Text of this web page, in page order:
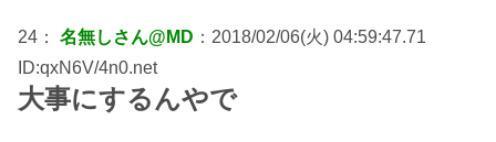
24： 名無しさん@MD ：2018/02/06(火) 04:59:47.71
ID:qxN6V/4n0.net
大事にするんやで